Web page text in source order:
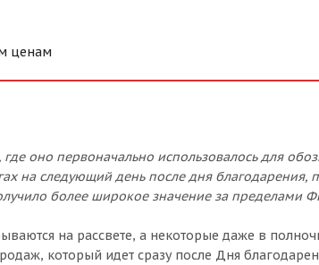
ценам
оно первоначально использовалось для
на следующий день после дня благодарения,
более широкое значение за пределами
на рассвете, а некоторые даже в
который идет сразу после Дня